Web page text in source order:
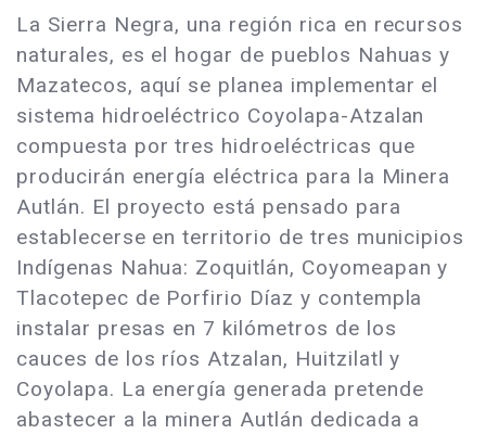
La Sierra Negra, una región rica en recursos
naturales, es el hogar de pueblos Nahuas y
Mazatecos, aquí se planea implementar el
sistema hidroeléctrico Coyolapa-Atzalan
compuesta por tres hidroeléctricas que
producirán energía eléctrica para la Minera
Autlán. El proyecto está pensado para
establecerse en territorio de tres municipios
Indígenas Nahua: Zoquitlán, Coyomeapan y
Tlacotepec de Porfirio Díaz y contempla
instalar presas en 7 kilómetros de los
cauces de los ríos Atzalan, Huitzilatl y
Coyolapa. La energía generada pretende
abastecer a la minera Autlán dedicada a